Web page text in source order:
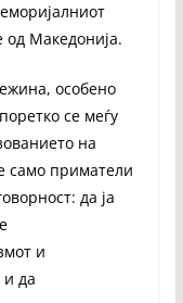
од Македонија.
особено
се меѓу
на
само приматели
да ја
и
и да